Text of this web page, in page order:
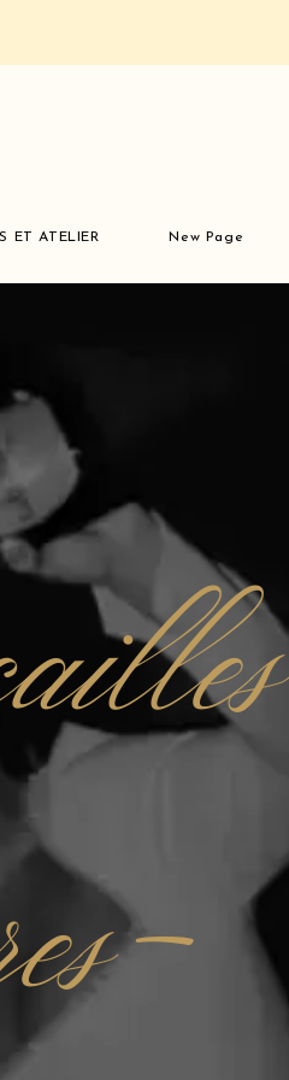
ET ATELIER New Page